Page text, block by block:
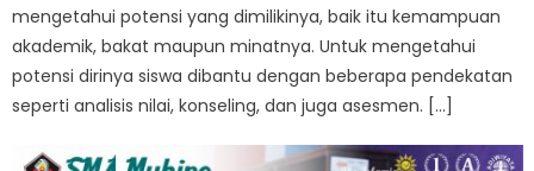
mengetahui potensi yang dimilikinya, baik itu kemampuan
akademik, bakat maupun minatnya. Untuk mengetahui
potensi dirinya siswa dibantu dengan beberapa pendekatan
seperti analisis nilai, konseling, dan juga asesmen. […]